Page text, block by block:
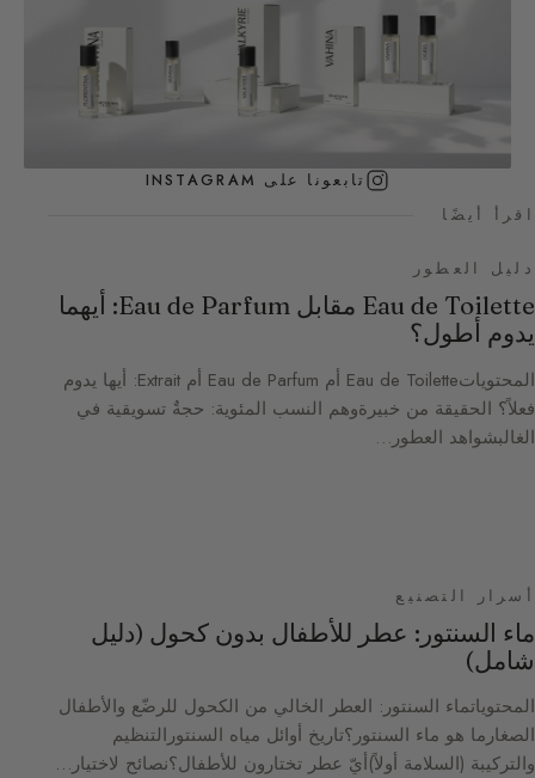
تابعونا على INSTAGRAM
اقرأ أيضًا
دليل العطور
Eau de Toilette مقابل Eau de Parfum: أيهما
يدوم أطول؟
المحتوياتEau de Toilette أم Eau de Parfum أم Extrait: أيها يدوم
فعلاً؟ الحقيقة من خبيرةوهم النسب المئوية: حجةٌ تسويقية في
الغالبشواهد العطور…
أسرار التصنيع
ماء السنتور: عطر للأطفال بدون كحول (دليل
شامل)
المحتوياتماء السنتور: العطر الخالي من الكحول للرضّع والأطفال
الصغارما هو ماء السنتور؟تاريخ أوائل مياه السنتورالتنظيم
والتركيبة (السلامة أولاً)أيّ عطر تختارون للأطفال؟نصائح لاختيار…